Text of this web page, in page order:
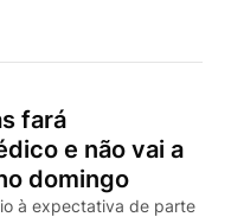
fará
e não vai a
domingo
à expectativa de parte